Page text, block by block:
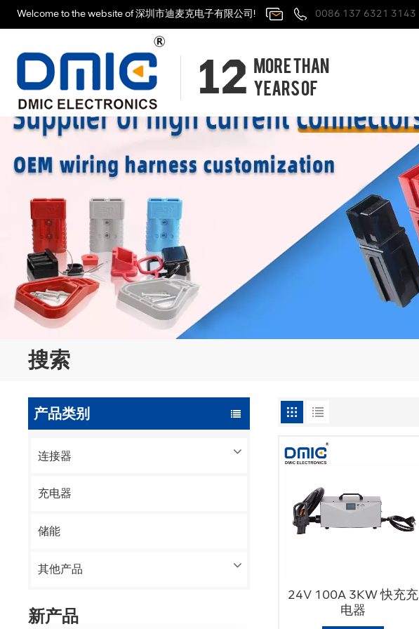
Welcome to the website of 深圳市迪麦克电子有限公司! 0086 137 6321 3143
搜索
产品类别
连接器
充电器
储能
其他产品
新产品
24V 100A 3KW 快充充
电器